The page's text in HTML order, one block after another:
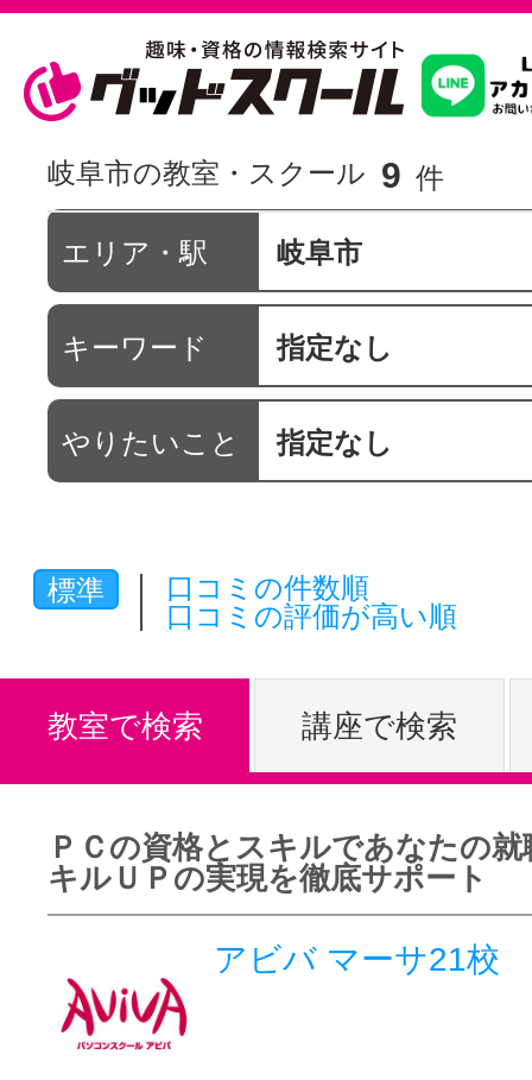
習いたいこ
スクールを
駅・路線か
通信講座を
体験レッス
やりたいこ
特集をみる
グッドスク
岐阜市の教室・スクール 9 件
エリア・駅 岐阜市
キーワード 指定なし
やりたいこと 指定なし
標準
口コミの件数順
口コミの評価が高い順
教室で検索 講座で検索
ＰＣの資格とスキルであなたの就
キルＵＰの実現を徹底サポート
アビバ マーサ21校